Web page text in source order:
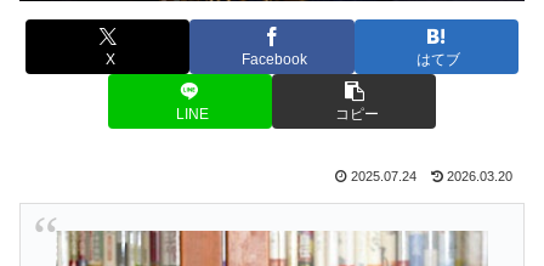
X Facebook はてブ
LINE コピー
2025.07.24 2026.03.20